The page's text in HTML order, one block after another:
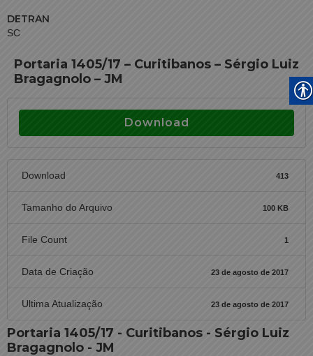
DETRAN
SC
Portaria 1405/17 – Curitibanos – Sérgio Luiz
Bragagnolo – JM
Download
Download 413
Tamanho do Arquivo 100 KB
File Count 1
Data de Criação 23 de agosto de 2017
Ultima Atualização 23 de agosto de 2017
Portaria 1405/17 - Curitibanos - Sérgio Luiz
Bragagnolo - JM